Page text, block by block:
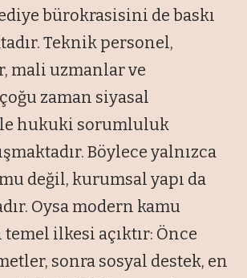
bürokrasisini de baskı
Teknik personel,
mali uzmanlar ve
zaman siyasal
hukuki sorumluluk
Böylece yalnızca
değil, kurumsal yapı da
Oysa modern kamu
ilkesi açıktır: Önce
sonra sosyal destek, en